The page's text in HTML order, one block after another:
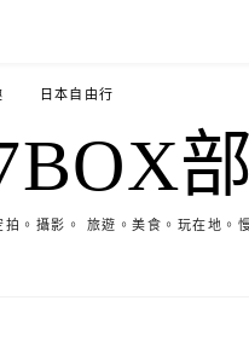
日本自由行
拍。攝影。 旅遊。美食。玩在地。